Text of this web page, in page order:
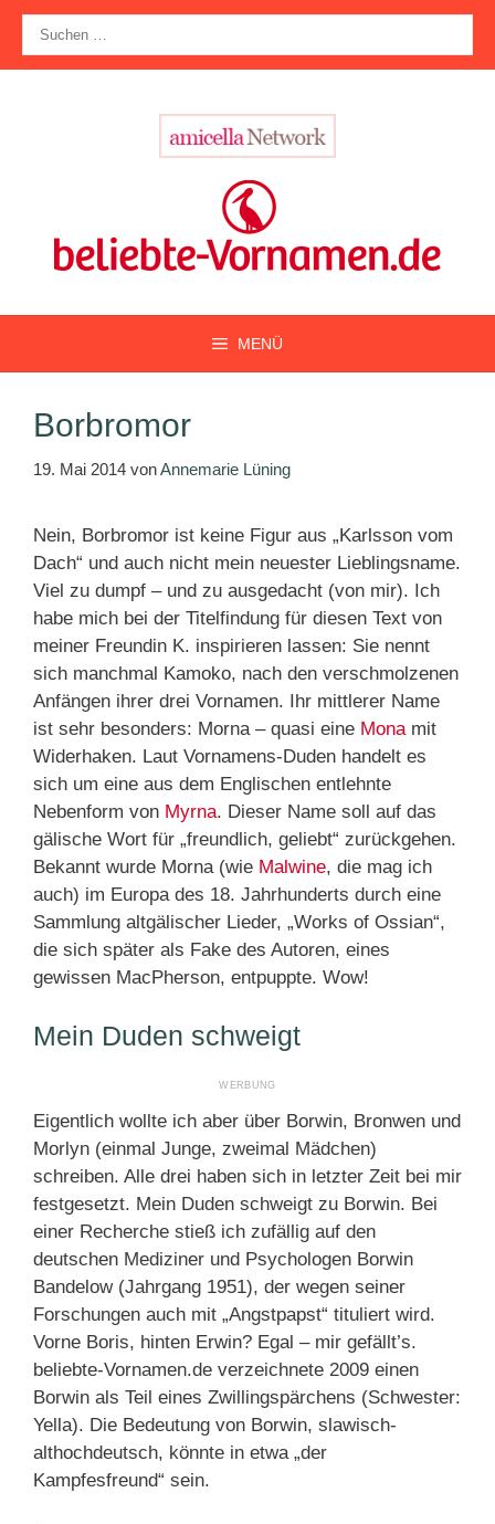
Zum
Inhalt
springen
nach:
MENÜ
Borbromor
19. Mai 2014 vonAnnemarie Lüning
Nein, Borbromor ist keine Figur aus „Karlsson vom
Dach“ und auch nicht mein neuester Lieblingsname.
Viel zu dumpf – und zu ausgedacht (von mir). Ich
habe mich bei der Titelfindung für diesen Text von
meiner Freundin K. inspirieren lassen: Sie nennt
sich manchmal Kamoko, nach den verschmolzenen
Anfängen ihrer drei Vornamen. Ihr mittlerer Name
ist sehr besonders: Morna – quasi eine Mona mit
Widerhaken. Laut Vornamens-Duden handelt es
sich um eine aus dem Englischen entlehnte
Nebenform von Myrna. Dieser Name soll auf das
gälische Wort für „freundlich, geliebt“ zurückgehen.
Bekannt wurde Morna (wie Malwine, die mag ich
auch) im Europa des 18. Jahrhunderts durch eine
Sammlung altgälischer Lieder, „Works of Ossian“,
die sich später als Fake des Autoren, eines
gewissen MacPherson, entpuppte. Wow!
Mein Duden schweigt
Eigentlich wollte ich aber über Borwin, Bronwen und
Morlyn (einmal Junge, zweimal Mädchen)
schreiben. Alle drei haben sich in letzter Zeit bei mir
festgesetzt. Mein Duden schweigt zu Borwin. Bei
einer Recherche stieß ich zufällig auf den
deutschen Mediziner und Psychologen Borwin
Bandelow (Jahrgang 1951), der wegen seiner
Forschungen auch mit „Angstpapst“ tituliert wird.
Vorne Boris, hinten Erwin? Egal – mir gefällt’s.
beliebte-Vornamen.de verzeichnete 2009 einen
Borwin als Teil eines Zwillingspärchens (Schwester:
Yella). Die Bedeutung von Borwin, slawisch-
althochdeutsch, könnte in etwa „der
Kampfesfreund“ sein.